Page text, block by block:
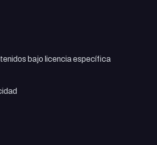
bajo licencia específica